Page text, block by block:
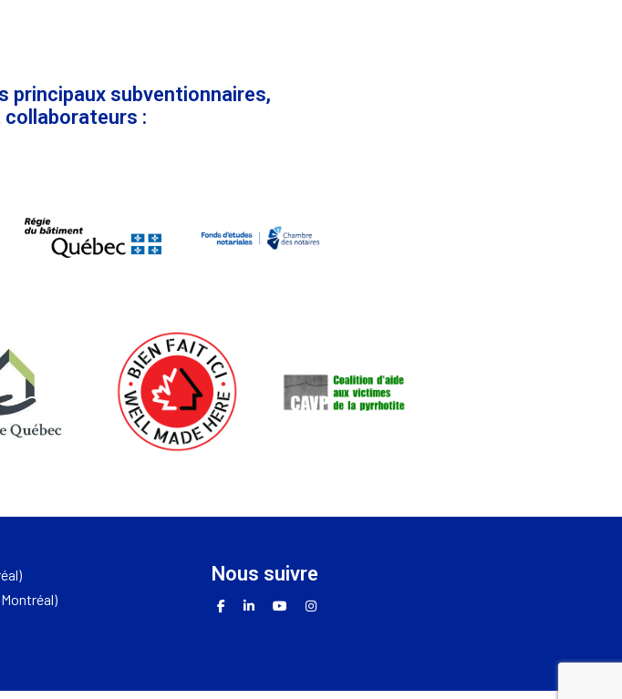
principaux subventionnaires,
:
nous suivre
facebooklinkedin youtubeinstagram